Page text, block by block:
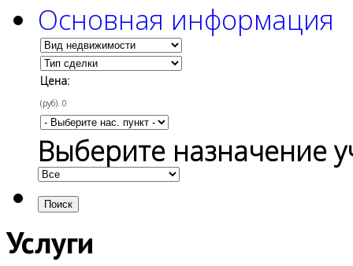
Основная информация
Цена:
(руб). 0
Выберите назначение
Поиск
Услуги